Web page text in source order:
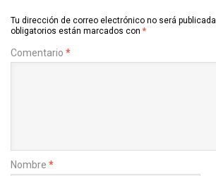
Tu dirección de correo electrónico no será publicada.
obligatorios están marcados con *
Comentario *
Nombre *